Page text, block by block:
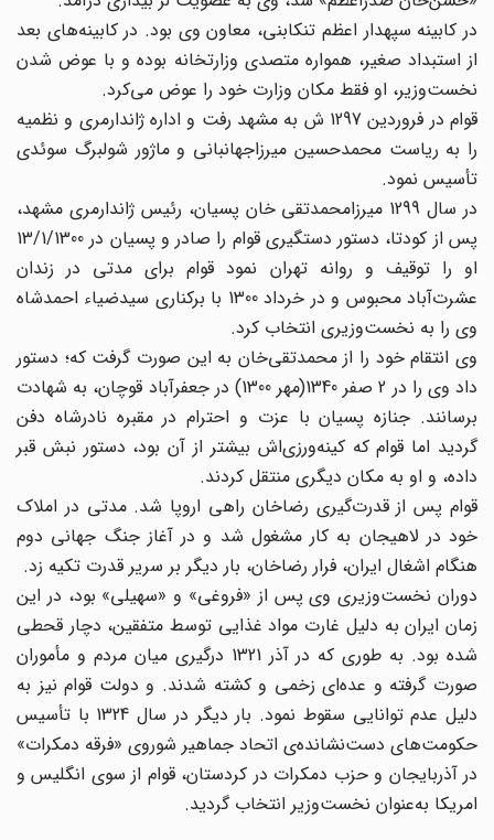
در کابینه سپهدار اعظم تنکابنی، معاون وی بود. در کابینه‌های بعد
از استبداد صغیر، همواره متصدی وزارتخانه بوده و با عوض شدن
نخست‌وزیر، او فقط مکان وزارت خود را عوض می‌کرد.
قوام در فروردین 1297 ش به مشهد رفت و اداره ژاندارمری و نظمیه
را به ریاست محمدحسین میرزاجهانبانی و ماژور شولبرگ سوئدی
تأسیس نمود.
در سال 1299 میرزامحمدتقی خان پسیان، رئیس ژاندارمری مشهد،
پس از کودتا، دستور دستگیری قوام را صادر و پسیان در 13/1/1300
او را توقیف و روانه تهران نمود قوام برای مدتی در زندان
عشرت‌آباد محبوس و در خرداد 1300 با برکناری سیدضیاء احمدشاه
وی را به نخست‌وزیری انتخاب کرد.
وی انتقام خود را از محمدتقی‌خان به این صورت گرفت که؛ دستور
داد وی را در 2 صفر 1340(مهر 1300) در جعفرآباد قوچان، به شهادت
برسانند. جنازه پسیان با عزت و احترام در مقبره نادرشاه دفن
گردید اما قوام که کینه‌ورزی‌اش بیشتر از آن بود، دستور نبش قبر
داده، و او به مکان دیگری منتقل کردند.
قوام پس از قدرت‌گیری رضاخان راهی اروپا شد. مدتی در املاک
خود در لاهیجان به کار مشغول شد و در آغاز جنگ جهانی دوم
هنگام اشغال ایران، فرار رضاخان، بار دیگر بر سریر قدرت تکیه زد.
دوران نخست‌وزیری وی پس از «فروغی» و «سهیلی» بود، در این
زمان ایران به دلیل غارت مواد غذایی توسط متفقین، دچار قحطی
شده بود. به طوری که در آذر 1321 درگیری میان مردم و مأموران
صورت گرفته و عده‌ای زخمی و کشته شدند. و دولت قوام نیز به
دلیل عدم توانایی سقوط نمود. بار دیگر در سال 1324 با تأسیس
حکومت‌های دست‌نشانده‌ی اتحاد جماهیر شوروی «فرقه دمکرات»
در آذربایجان و حزب دمکرات در کردستان، قوام از سوی انگلیس و
امریکا به‌عنوان نخست‌وزیر انتخاب گردید.